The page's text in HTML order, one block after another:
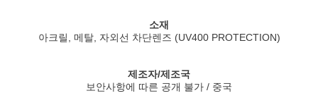
소재
아크릴, 메탈, 자외선 차단렌즈 (UV400 PROTECTION)
제조자/제조국
보안사항에 따른 공개 불가 / 중국